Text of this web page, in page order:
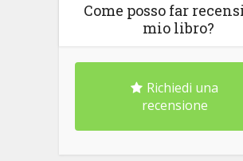
Come posso far
mio libro?
Richiedi una
recensione